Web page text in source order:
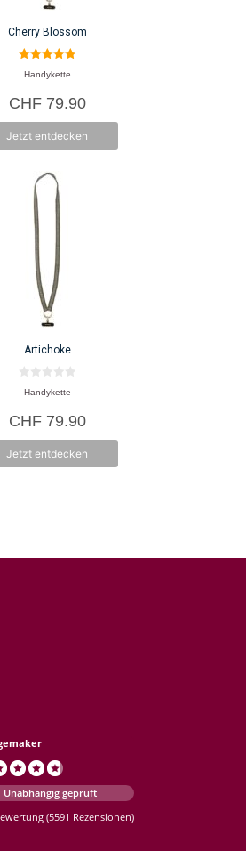
Cherry Blossom
5.00
von 5
Handykette
CHF79.90
Jetzt entdecken
Artichoke
n
5
Handykette
CHF79.90
Jetzt entdecken
Unabhängig geprüft
(5591 Rezensionen)